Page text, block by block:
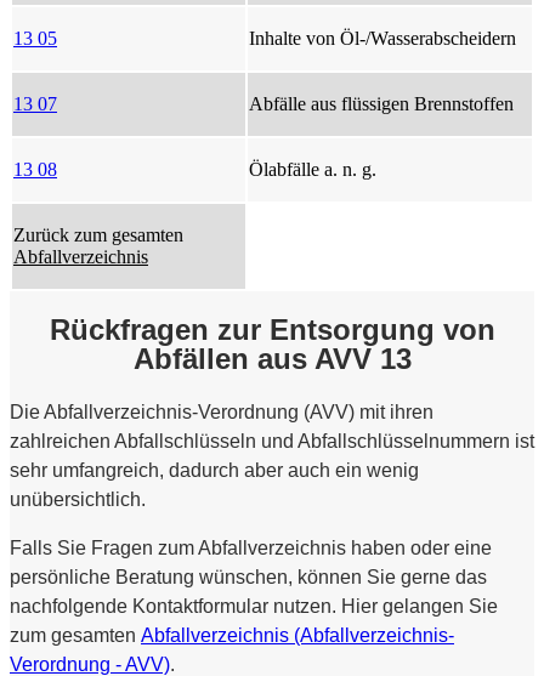
13 05 Inhalte von Öl-/Wasserabscheidern
13 07 Abfälle aus flüssigen Brennstoffen
13 08 Ölabfälle a. n. g.
Zurück zum gesamten
Abfallverzeichnis
Rückfragen zur Entsorgung von
Abfällen aus AVV 13
Die Abfallverzeichnis-Verordnung (AVV) mit ihren
zahlreichen Abfallschlüsseln und Abfallschlüsselnummern ist
sehr umfangreich, dadurch aber auch ein wenig
unübersichtlich.
Falls Sie Fragen zum Abfallverzeichnis haben oder eine
persönliche Beratung wünschen, können Sie gerne das
nachfolgende Kontaktformular nutzen. Hier gelangen Sie
zum gesamten Abfallverzeichnis (Abfallverzeichnis-
Verordnung - AVV).